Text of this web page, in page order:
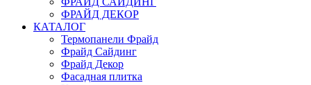
ФРАЙД ДЕКОР
КАТАЛОГ
Термопанели Фрайд
Фрайд Сайдинг
Фрайд Декор
Фасадная плитка